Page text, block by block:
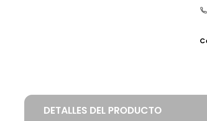
DETALLES DEL PRODUCTO